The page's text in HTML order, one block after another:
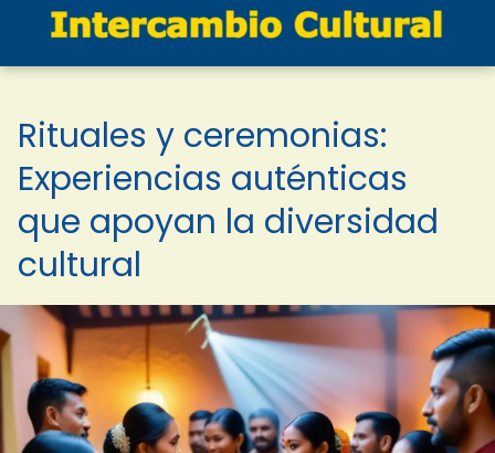
Rituales y ceremonias:
Experiencias auténticas
que apoyan la diversidad
cultural